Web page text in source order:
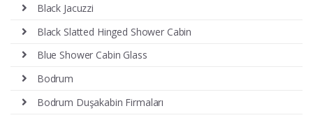
Black Jacuzzi
Black Slatted Hinged Shower Cabin
Blue Shower Cabin Glass
Bodrum
Bodrum Duşakabin Firmaları